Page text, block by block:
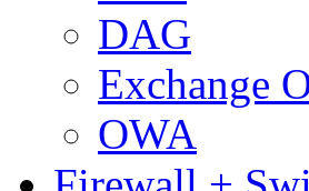
DAG
Exchange
OWA